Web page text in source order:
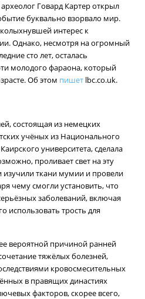
Говард Картер открыл
буквально взорвало мир.
интерес к
Однако, несмотря на огромный
сто лет, осталась
молодого фараона, который
Об этом пишет lbc.co.uk.
состоящая из немецких
учёных из Национального
университета, сделала
проливает свет на эту
изучили ткани мумии и провели
чему смогли установить, что
заболеваний, включая
использовать трость для
вероятной причиной ранней
тяжёлых болезней,
кровосмесительных
в правящих династиях
факторов, скорее всего,